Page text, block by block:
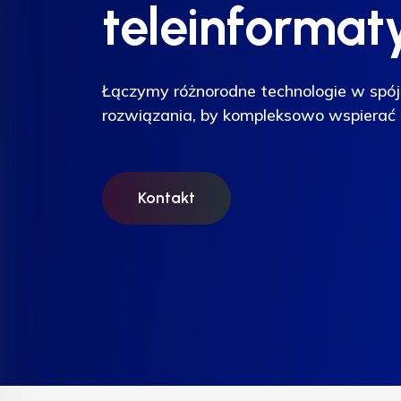
Łączymy różnorodne technologie w
rozwiązania, by kompleksowo
Kontakt
Łączymy różnorodne technologie w
rozwiązania, by kompleksowo
Kontakt
Łączymy różnorodne technologie w
rozwiązania, by kompleksowo
Kontakt